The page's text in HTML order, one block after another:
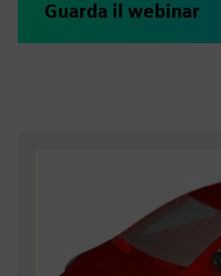
Guarda il webinar